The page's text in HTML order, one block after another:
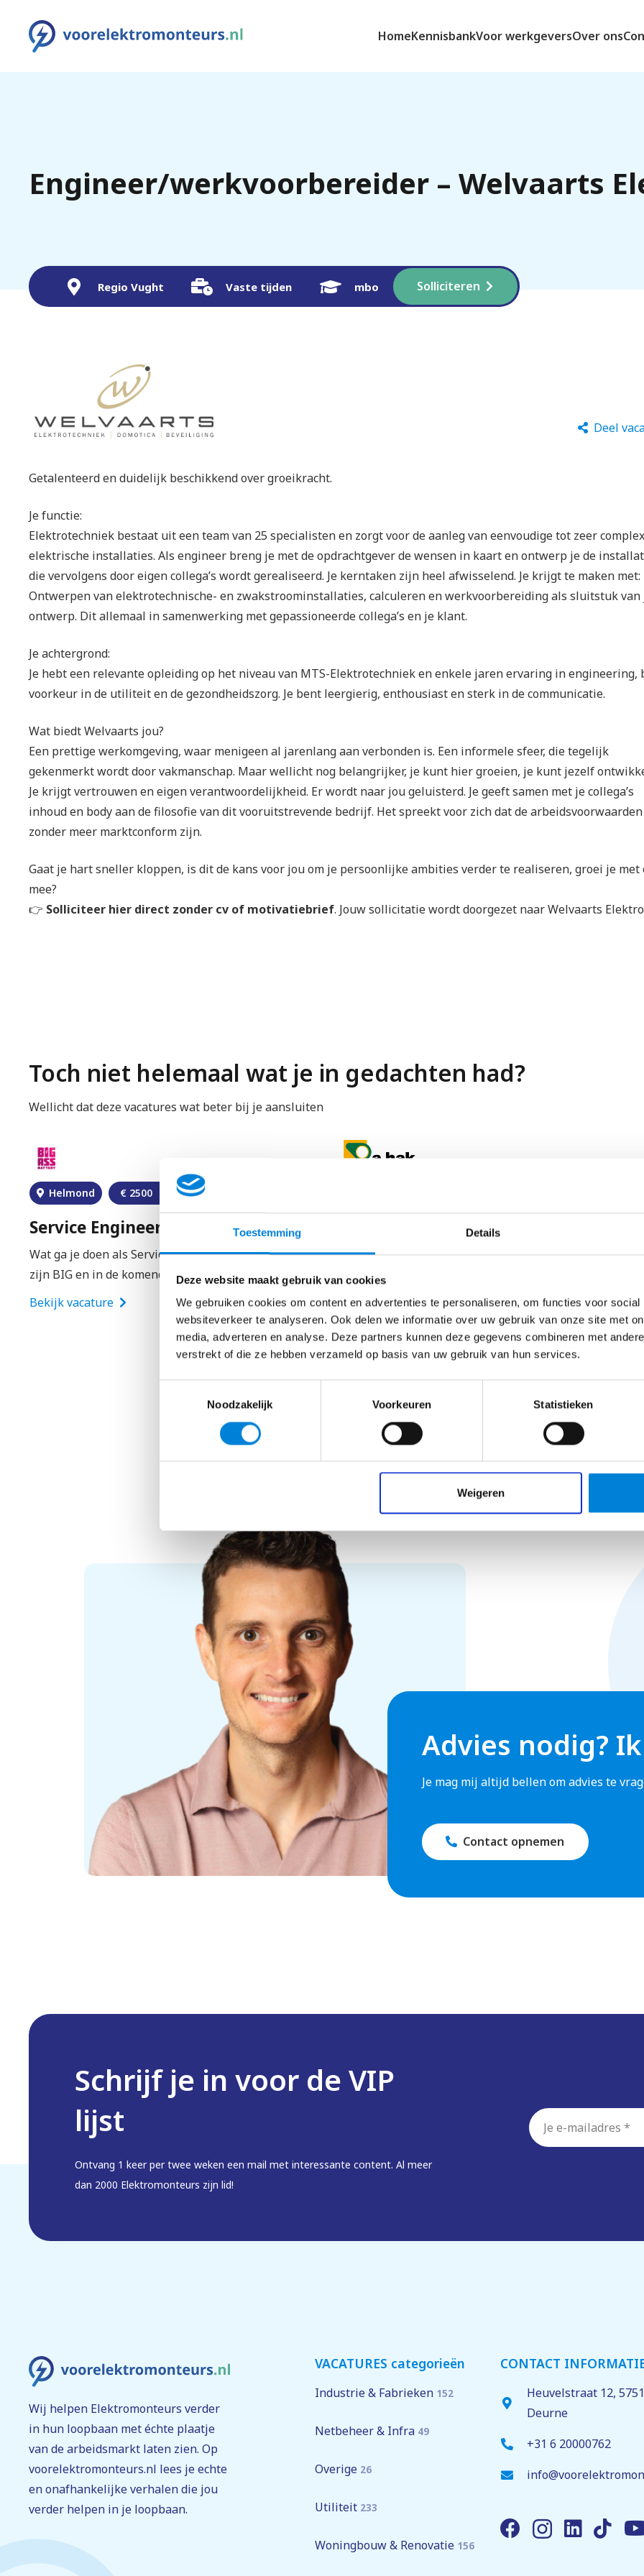
Toestemming Details
Deze website maakt gebruik van cookies
We gebruiken cookies om content en advertenties te personaliseren, om functies voor social
websiteverkeer te analyseren. Ook delen we informatie over uw gebruik van onze site met
media, adverteren en analyse. Deze partners kunnen deze gegevens combineren met
verstrekt of die ze hebben verzameld op basis van uw gebruik van hun services.
Noodzakelijk
Voorkeuren Statistieken
Weigeren
HomeKennisbankVoor werkgeversOver ons
Engineer/werkvoorbereider – Welvaarts
Regio Vught Vaste tijden mbo Solliciteren
Deel
Getalenteerd en duidelijk beschikkend over groeikracht.
Je functie:
Elektrotechniek bestaat uit een team van 25 specialisten en zorgt voor de aanleg van eenvoudige tot zeer
elektrische installaties. Als engineer breng je met de opdrachtgever de wensen in kaart en ontwerp je de
die vervolgens door eigen collega’s wordt gerealiseerd. Je kerntaken zijn heel afwisselend. Je krijgt te maken met:
Ontwerpen van elektrotechnische- en zwakstroominstallaties, calculeren en werkvoorbereiding als sluitstuk van
ontwerp. Dit allemaal in samenwerking met gepassioneerde collega’s en je klant.
Je achtergrond:
Je hebt een relevante opleiding op het niveau van MTS-Elektrotechniek en enkele jaren ervaring in engineering,
voorkeur in de utiliteit en de gezondheidszorg. Je bent leergierig, enthousiast en sterk in de communicatie.
Wat biedt Welvaarts jou?
Een prettige werkomgeving, waar menigeen al jarenlang aan verbonden is. Een informele sfeer, die tegelijk
gekenmerkt wordt door vakmanschap. Maar wellicht nog belangrijker, je kunt hier groeien, je kunt jezelf
Je krijgt vertrouwen en eigen verantwoordelijkheid. Er wordt naar jou geluisterd. Je geeft samen met je collega’s
inhoud en body aan de filosofie van dit vooruitstrevende bedrijf. Het spreekt voor zich dat de arbeidsvoorwaarden
zonder meer marktconform zijn.
Gaat je hart sneller kloppen, is dit de kans voor jou om je persoonlijke ambities verder te realiseren, groei je met
mee?
👉 Solliciteer hier direct zonder cv of motivatiebrief. Jouw sollicitatie wordt doorgezet naar Welvaarts
Toch niet helemaal wat je in gedachten had?
Wellicht dat deze vacatures wat beter bij je aansluiten
Helmond € 2500 €4500
Service Engineer – Big Ass Battery
Wat ga je doen als Service Engineer?Onze ambities
zijn BIG en in de komende jaren gaan wij…
Bekijk vacature
Ben jij toe aan een tweede stap in je carrière en
Bekijk vacature
Advies nodig?
Je mag mij altijd bellen om advies te
Contact opnemen
Schrijf je in voor de VIP
lijst
Ontvang 1 keer per twee weken een mail met interessante content. Al meer
dan 2000 Elektromonteurs zijn lid!
E-
mailadres
Wij helpen Elektromonteurs verder
in hun loopbaan met échte plaatje
van de arbeidsmarkt laten zien. Op
voorelektromonteurs.nl lees je echte
en onafhankelijke verhalen die jou
verder helpen in je loopbaan.
VACATURES categorieën
Industrie & Fabrieken 152
Netbeheer & Infra 49
Overige 26
Utiliteit 233
Woningbouw & Renovatie 156
CONTACT
Heuvelstraat 12,
Deurne
+31 6 20000762